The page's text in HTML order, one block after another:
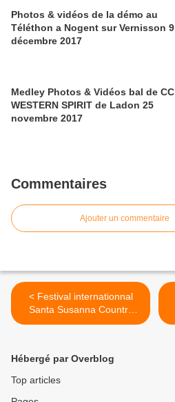
Photos & vidéos de la démo au
Téléthon a Nogent sur Vernisson 9
décembre 2017
Medley Photos & Vidéos bal de CC
WESTERN SPIRIT de Ladon 25
novembre 2017
Commentaires
Ajouter un commentaire
< Festival internationnal
Santa Susanna Country
Music 23 au 29 octobre
Hébergé par Overblog
Top articles